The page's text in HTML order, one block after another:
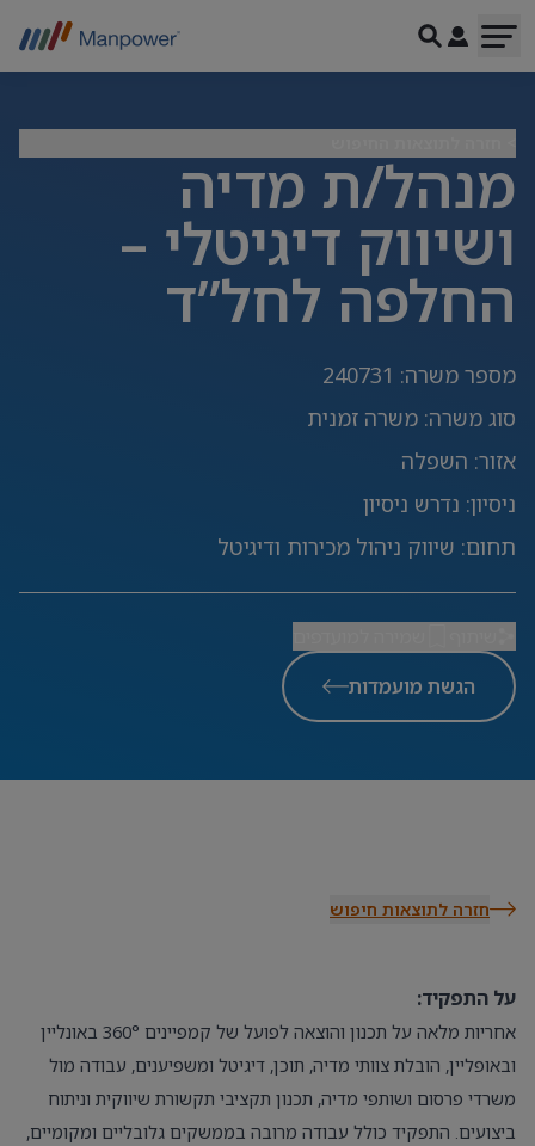
מנהל/ת מדיה
ושיווק דיגיטלי –
החלפה לחל”ד
מספר משרה:
240731
סוג משרה: משרה זמנית
אזור: השפלה
ניסיון: נדרש ניסיון
תחום: שיווק ניהול מכירות ודיגיטל
הגשת מועמדות
חזרה לתוצאות חיפוש
על התפקיד:
אחריות מלאה על תכנון והוצאה לפועל של קמפיינים 360° באונליין
ובאופליין, הובלת צוותי מדיה, תוכן, דיגיטל ומשפיענים, עבודה מול
משרדי פרסום ושותפי מדיה, תכנון תקציבי תקשורת שיווקית וניתוח
ביצועים. התפקיד כולל עבודה מרובה בממשקים גלובליים ומקומיים,